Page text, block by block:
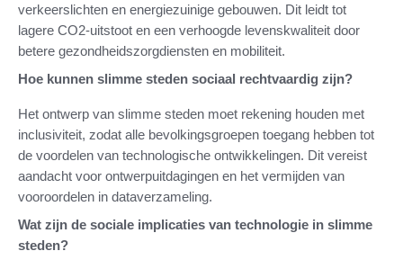
verkeerslichten en energiezuinige gebouwen. Dit leidt tot
lagere CO2-uitstoot en een verhoogde levenskwaliteit door
betere gezondheidszorgdiensten en mobiliteit.
Hoe kunnen slimme steden sociaal rechtvaardig zijn?
Het ontwerp van slimme steden moet rekening houden met
inclusiviteit, zodat alle bevolkingsgroepen toegang hebben tot
de voordelen van technologische ontwikkelingen. Dit vereist
aandacht voor ontwerpuitdagingen en het vermijden van
vooroordelen in dataverzameling.
Wat zijn de sociale implicaties van technologie in slimme
steden?